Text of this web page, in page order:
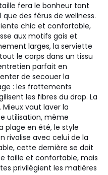
fera le bonheur tant
des férus de wellness.
chic et confortable,
aux motifs gais et
larges, la serviette
le corps dans un tissu
parfait en
de secouer la
: les frottements
les fibres du drap. La
vaut laver la
utilisation, même
plage en été, le style
rivalise avec celui de la
cette dernière se doit
taille et confortable, mais
privilégient les matières